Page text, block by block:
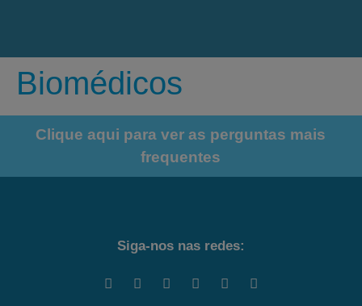
Biomédicos
Clique aqui para ver as perguntas mais
frequentes
Siga-nos nas redes: